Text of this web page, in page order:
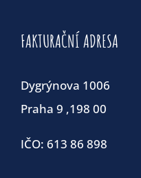
FAKTURAČNÍ ADRESA
Dygrýnova 1006
Praha 9 ,198 00
IČO: 613 86 898